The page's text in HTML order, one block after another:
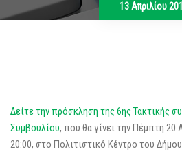
13 Απριλίου
Δείτε την πρόσκληση της 6ης Τακτικής
Συμβουλίου, που θα γίνει την Πέμπτη
20:00, στο Πολιτιστικό Κέντρο του